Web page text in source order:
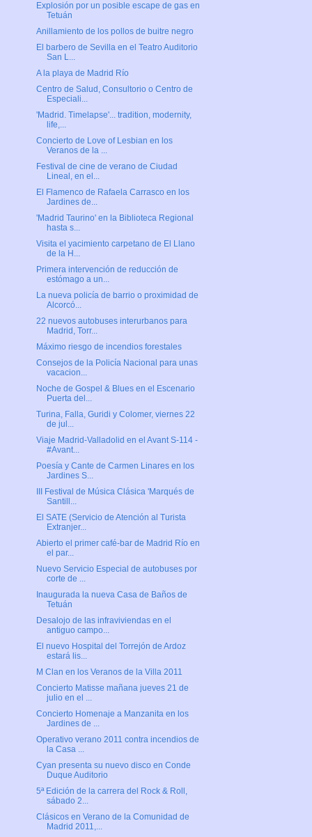
Explosión por un posible escape de gas en
Tetuán
Anillamiento de los pollos de buitre negro
El barbero de Sevilla en el Teatro Auditorio
San L...
A la playa de Madrid Río
Centro de Salud, Consultorio o Centro de
Especiali...
'Madrid. Timelapse'... tradition, modernity,
life,...
Concierto de Love of Lesbian en los
Veranos de la ...
Festival de cine de verano de Ciudad
Lineal, en el...
El Flamenco de Rafaela Carrasco en los
Jardines de...
'Madrid Taurino' en la Biblioteca Regional
hasta s...
Visita el yacimiento carpetano de El Llano
de la H...
Primera intervención de reducción de
estómago a un...
La nueva policía de barrio o proximidad de
Alcorcó...
22 nuevos autobuses interurbanos para
Madrid, Torr...
Máximo riesgo de incendios forestales
Consejos de la Policía Nacional para unas
vacacion...
Noche de Gospel & Blues en el Escenario
Puerta del...
Turina, Falla, Guridi y Colomer, viernes 22
de jul...
Viaje Madrid-Valladolid en el Avant S-114 -
#Avant...
Poesía y Cante de Carmen Linares en los
Jardines S...
III Festival de Música Clásica 'Marqués de
Santill...
El SATE (Servicio de Atención al Turista
Extranjer...
Abierto el primer café-bar de Madrid Río en
el par...
Nuevo Servicio Especial de autobuses por
corte de ...
Inaugurada la nueva Casa de Baños de
Tetuán
Desalojo de las infraviviendas en el
antiguo campo...
El nuevo Hospital del Torrejón de Ardoz
estará lis...
M Clan en los Veranos de la Villa 2011
Concierto Matisse mañana jueves 21 de
julio en el ...
Concierto Homenaje a Manzanita en los
Jardines de ...
Operativo verano 2011 contra incendios de
la Casa ...
Cyan presenta su nuevo disco en Conde
Duque Auditorio
5ª Edición de la carrera del Rock & Roll,
sábado 2...
Clásicos en Verano de la Comunidad de
Madrid 2011,...